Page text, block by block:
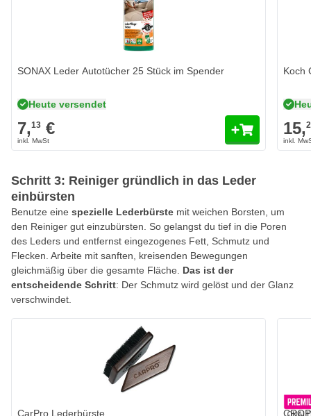
SONAX Leder Autotücher 25 Stück im Spender
Heute versendet
7,13 €
Koch
15,
Schritt 3: Reiniger gründlich in das Leder
einbürsten
Benutze eine spezielle Lederbürste mit weichen Borsten, um
den Reiniger gut einzubürsten. So gelangst du tief in die Poren
des Leders und entfernst eingezogenes Fett, Schmutz und
Flecken. Arbeite mit sanften, kreisenden Bewegungen
gleichmäßig über die gesamte Fläche. Das ist der
entscheidende Schritt: Der Schmutz wird gelöst und der Glanz
verschwindet.
CarPro Lederbürste